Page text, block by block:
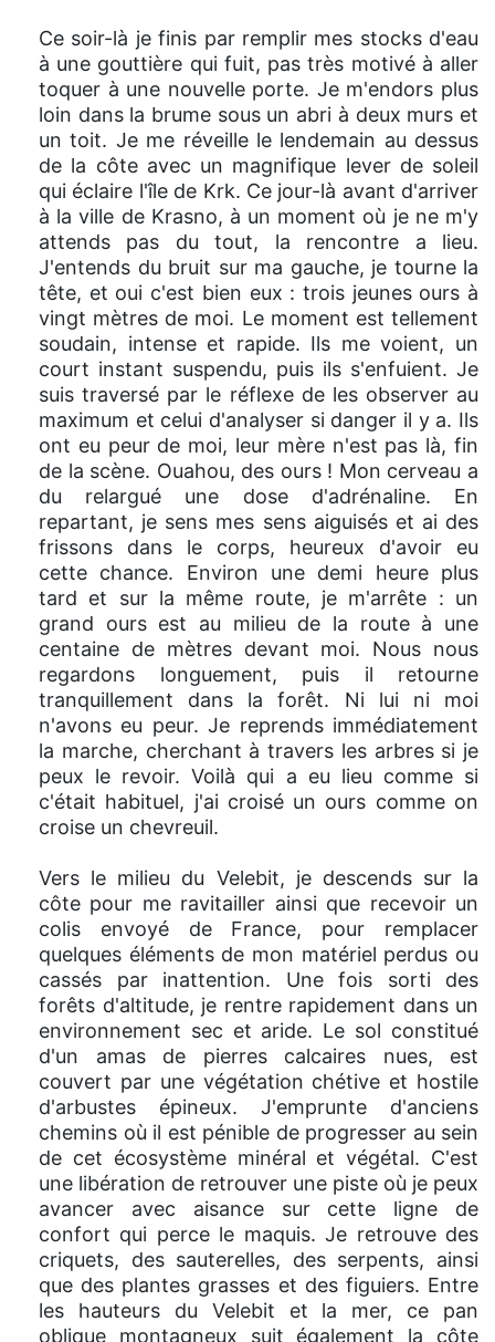
Ce soir-là je finis par remplir mes stocks d'eau
à une gouttière qui fuit, pas très motivé à aller
toquer à une nouvelle porte. Je m'endors plus
loin dans la brume sous un abri à deux murs et
un toit. Je me réveille le lendemain au dessus
de la côte avec un magnifique lever de soleil
qui éclaire l'île de Krk. Ce jour-là avant d'arriver
à la ville de Krasno, à un moment où je ne m'y
attends pas du tout, la rencontre a lieu.
J'entends du bruit sur ma gauche, je tourne la
tête, et oui c'est bien eux : trois jeunes ours à
vingt mètres de moi. Le moment est tellement
soudain, intense et rapide. Ils me voient, un
court instant suspendu, puis ils s'enfuient. Je
suis traversé par le réflexe de les observer au
maximum et celui d'analyser si danger il y a. Ils
ont eu peur de moi, leur mère n'est pas là, fin
de la scène. Ouahou, des ours ! Mon cerveau a
du relargué une dose d'adrénaline. En
repartant, je sens mes sens aiguisés et ai des
frissons dans le corps, heureux d'avoir eu
cette chance. Environ une demi heure plus
tard et sur la même route, je m'arrête : un
grand ours est au milieu de la route à une
centaine de mètres devant moi. Nous nous
regardons longuement, puis il retourne
tranquillement dans la forêt. Ni lui ni moi
n'avons eu peur. Je reprends immédiatement
la marche, cherchant à travers les arbres si je
peux le revoir. Voilà qui a eu lieu comme si
c'était habituel, j'ai croisé un ours comme on
croise un chevreuil.
Vers le milieu du Velebit, je descends sur la
côte pour me ravitailler ainsi que recevoir un
colis envoyé de France, pour remplacer
quelques éléments de mon matériel perdus ou
cassés par inattention. Une fois sorti des
forêts d'altitude, je rentre rapidement dans un
environnement sec et aride. Le sol constitué
d'un amas de pierres calcaires nues, est
couvert par une végétation chétive et hostile
d'arbustes épineux. J'emprunte d'anciens
chemins où il est pénible de progresser au sein
de cet écosystème minéral et végétal. C'est
une libération de retrouver une piste où je peux
avancer avec aisance sur cette ligne de
confort qui perce le maquis. Je retrouve des
criquets, des sauterelles, des serpents, ainsi
que des plantes grasses et des figuiers. Entre
les hauteurs du Velebit et la mer, ce pan
oblique montagneux suit également la côte